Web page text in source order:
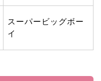
スーパービッグボー
イ